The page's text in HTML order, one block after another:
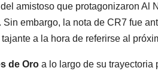
amistoso que protagonizaron Al
embargo, la nota de CR7 fue
a la hora de referirse al
de Oro a lo largo de su trayectoria